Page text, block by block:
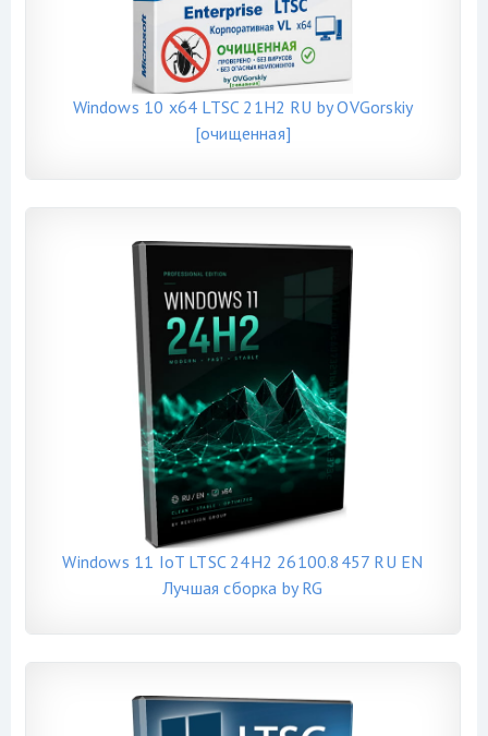
Windows 10 x64 LTSC 21H2 RU by OVGorskiy
[очищенная]
Windows 11 IoT LTSC 24H2 26100.8457 RU EN
Лучшая сборка by RG